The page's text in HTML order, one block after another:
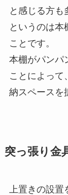
と感じる方も
というのは本
ことです。
本棚がパンパ
ことによって
納スペースを
突っ張り金
上置きの設